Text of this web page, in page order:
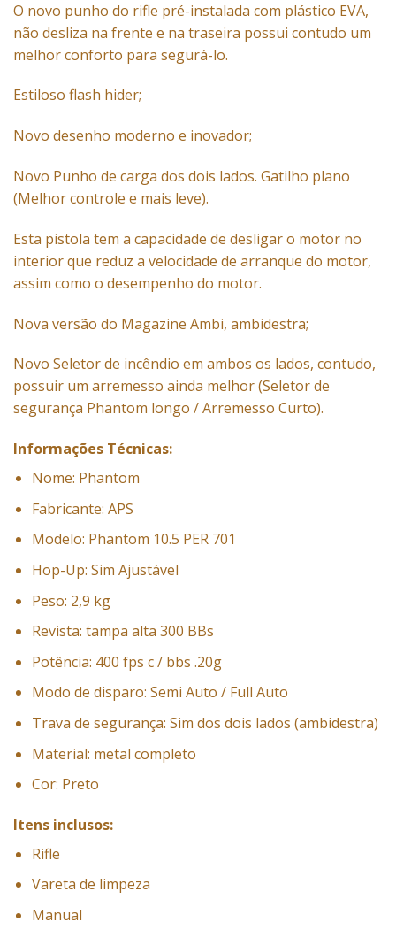
O novo punho do rifle pré-instalada com plástico EVA,
não desliza na frente e na traseira possui contudo um
melhor conforto para segurá-lo.
Estiloso flash hider;
Novo desenho moderno e inovador;
Novo Punho de carga dos dois lados. Gatilho plano
(Melhor controle e mais leve).
Esta pistola tem a capacidade de desligar o motor no
interior que reduz a velocidade de arranque do motor,
assim como o desempenho do motor.
Nova versão do Magazine Ambi, ambidestra;
Novo Seletor de incêndio em ambos os lados, contudo,
possuir um arremesso ainda melhor (Seletor de
segurança Phantom longo / Arremesso Curto).
Informações Técnicas:
Nome: Phantom
Fabricante: APS
Modelo: Phantom 10.5 PER 701
Hop-Up: Sim Ajustável
Peso: 2,9 kg
Revista: tampa alta 300 BBs
Potência: 400 fps c / bbs .20g
Modo de disparo: Semi Auto / Full Auto
Trava de segurança: Sim dos dois lados (ambidestra)
Material: metal completo
Cor: Preto
Itens inclusos:
Rifle
Vareta de limpeza
Manual